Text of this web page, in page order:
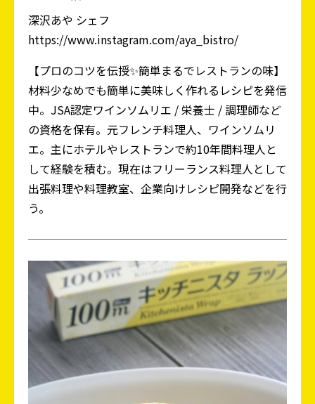
深沢あや シェフ
https://www.instagram.com/aya_bistro/
【プロのコツを伝授✨簡単まるでレストランの味】
材料少なめでも簡単に美味しく作れるレシピを発信
中。JSA認定ワインソムリエ / 栄養士 / 調理師など
の資格を保有。元フレンチ料理人、ワインソムリ
エ。主にホテルやレストランで約10年間料理人と
して経験を積む。現在はフリーランス料理人として
出張料理や料理教室、企業向けレシピ開発などを行
う。